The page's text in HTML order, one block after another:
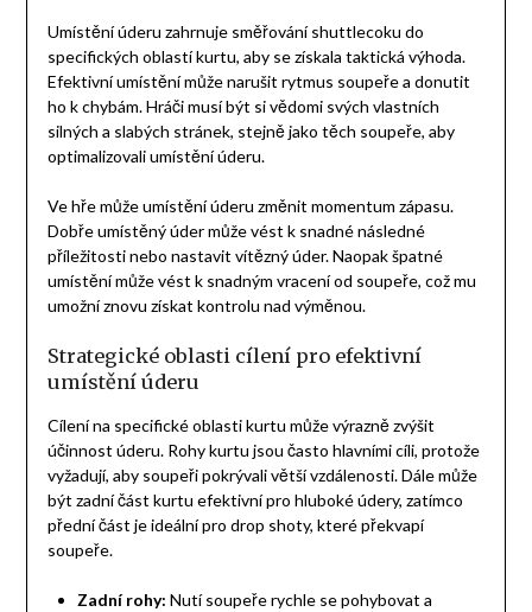
Umístění úderu zahrnuje směřování shuttlecoku do
specifických oblastí kurtu, aby se získala taktická výhoda.
Efektivní umístění může narušit rytmus soupeře a donutit
ho k chybám. Hráči musí být si vědomi svých vlastních
silných a slabých stránek, stejně jako těch soupeře, aby
optimalizovali umístění úderu.
Ve hře může umístění úderu změnit momentum zápasu.
Dobře umístěný úder může vést k snadné následné
příležitosti nebo nastavit vítězný úder. Naopak špatné
umístění může vést k snadným vracení od soupeře, což mu
umožní znovu získat kontrolu nad výměnou.
Strategické oblasti cílení pro efektivní
umístění úderu
Cílení na specifické oblasti kurtu může výrazně zvýšit
účinnost úderu. Rohy kurtu jsou často hlavními cíli, protože
vyžadují, aby soupeři pokrývali větší vzdálenosti. Dále může
být zadní část kurtu efektivní pro hluboké údery, zatímco
přední část je ideální pro drop shoty, které překvapí
soupeře.
Zadní rohy: Nutí soupeře rychle se pohybovat a